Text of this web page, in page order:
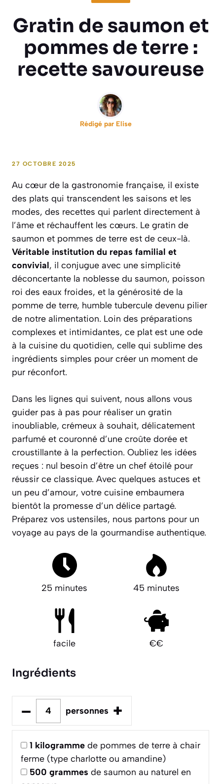
Gratin de saumon et
pommes de terre :
recette savoureuse
Rédigé par Elise
27 OCTOBRE 2025
Au cœur de la gastronomie française, il existe
des plats qui transcendent les saisons et les
modes, des recettes qui parlent directement à
l’âme et réchauffent les cœurs. Le gratin de
saumon et pommes de terre est de ceux-là.
Véritable institution du repas familial et
convivial, il conjugue avec une simplicité
déconcertante la noblesse du saumon, poisson
roi des eaux froides, et la générosité de la
pomme de terre, humble tubercule devenu pilier
de notre alimentation. Loin des préparations
complexes et intimidantes, ce plat est une ode
à la cuisine du quotidien, celle qui sublime des
ingrédients simples pour créer un moment de
pur réconfort.
Dans les lignes qui suivent, nous allons vous
guider pas à pas pour réaliser un gratin
inoubliable, crémeux à souhait, délicatement
parfumé et couronné d’une croûte dorée et
croustillante à la perfection. Oubliez les idées
reçues : nul besoin d’être un chef étoilé pour
réussir ce classique. Avec quelques astuces et
un peu d’amour, votre cuisine embaumera
bientôt la promesse d’un délice partagé.
Préparez vos ustensiles, nous partons pour un
voyage au pays de la gourmandise authentique.
25 minutes 45 minutes
facile €€
Ingrédients
– personnes +
1 kilogramme de pommes de terre à chair
ferme (type charlotte ou amandine)
500 grammes de saumon au naturel en